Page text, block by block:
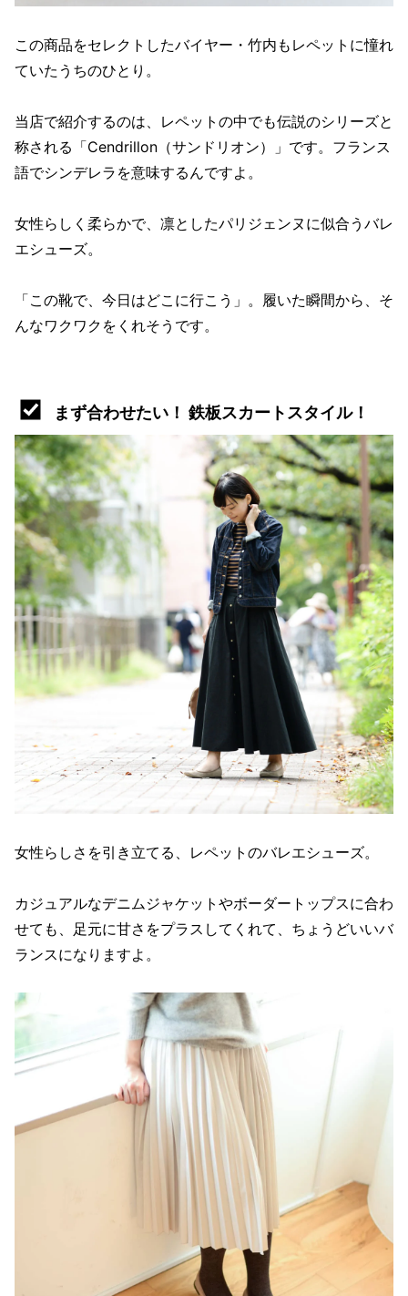
この商品をセレクトしたバイヤー・竹内もレペットに憧れ
ていたうちのひとり。
当店で紹介するのは、レペットの中でも伝説のシリーズと
称される「Cendrillon（サンドリオン）」です。フランス
語でシンデレラを意味するんですよ。
女性らしく柔らかで、凛としたパリジェンヌに似合うバレ
エシューズ。
「この靴で、今日はどこに行こう」。履いた瞬間から、そ
んなワクワクをくれそうです。
まず合わせたい！ 鉄板スカートスタイル！
女性らしさを引き立てる、レペットのバレエシューズ。
カジュアルなデニムジャケットやボーダートップスに合わ
せても、足元に甘さをプラスしてくれて、ちょうどいいバ
ランスになりますよ。